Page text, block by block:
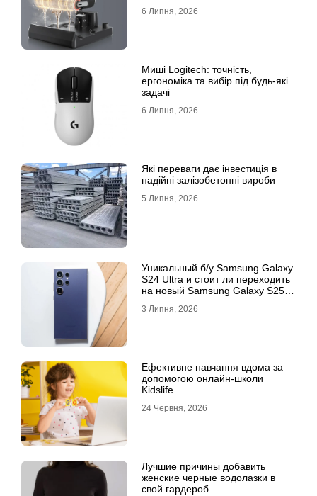
6 Липня, 2026
Миші Logitech: точність,
ергономіка та вибір під будь-які
задачі
6 Липня, 2026
Які переваги дає інвестиція в
надійні залізобетонні вироби
5 Липня, 2026
Уникальный б/у Samsung Galaxy
S24 Ultra и стоит ли переходить
на новый Samsung Galaxy S25
3 Липня, 2026
Ефективне навчання вдома за
допомогою онлайн-школи
Kidslife
24 Червня, 2026
Лучшие причины добавить
женские черные водолазки в
свой гардероб